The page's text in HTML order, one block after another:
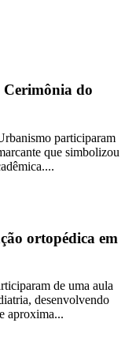
do
participaram
que simbolizou
ortopédica em
de uma aula
desenvolvendo
aproxima...